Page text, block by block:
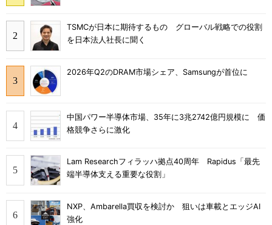
TSMCが日本に期待するもの グローバル戦略での役割
を日本法人社長に聞く
2026年Q2のDRAM市場シェア、Samsungが首位に
中国パワー半導体市場、35年に3兆2742億円規模に 価
格競争さらに激化
Lam Researchフィラッハ拠点40周年 Rapidus「最先
端半導体支える重要な役割」
NXP、Ambarella買収を検討か 狙いは車載とエッジAI
強化